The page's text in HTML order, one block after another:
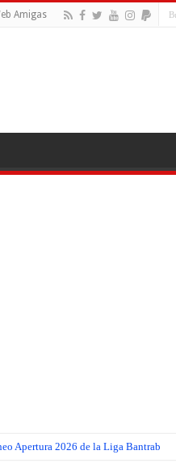
Amigas
Apertura 2026 de la Liga Bantrab